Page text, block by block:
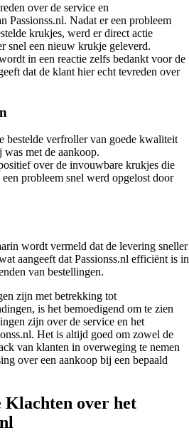
over de service en
Passionss.nl. Nadat er een probleem
krukjes, werd er direct actie
snel een nieuw krukje geleverd.
in een reactie zelfs bedankt voor de
dat de klant hier echt tevreden over
bestelde verfroller van goede kwaliteit
met de aankoop.
over de invouwbare krukjes die
probleem snel werd opgelost door
wordt vermeld dat de levering sneller
aangeeft dat Passionss.nl efficiënt is in
van bestellingen.
zijn met betrekking tot
is het bemoedigend om te zien
zijn over de service en het
Het is altijd goed om zowel de
van klanten in overweging te nemen
over een aankoop bij een bepaald
Klachten over het